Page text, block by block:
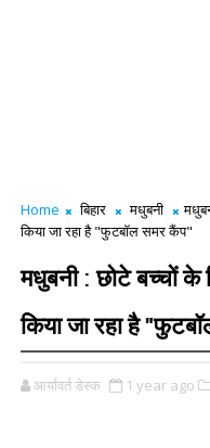
Home बिहार मधुबनी
किया जा रहा है "फुटबॉल समर कैंप"
मधुबनी : छोटे बच्चों के
किया जा रहा है
आर्यावर्त डेस्क 1 year ago